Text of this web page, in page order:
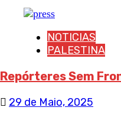
NOTICIAS
PALESTINA
Repórteres Sem
29 de Maio, 2025